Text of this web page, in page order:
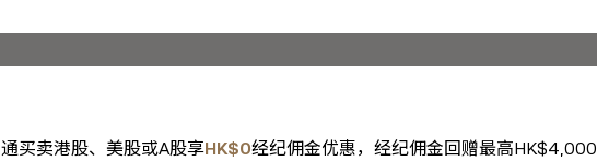
买卖港股、美股或A股享HK$0经纪佣金优惠，经纪佣金回赠最高HK$4,000